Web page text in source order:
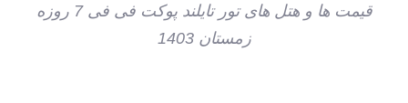
قیمت ها و هتل های تور تایلند پوکت فی فی 7 روزه
زمستان 1403